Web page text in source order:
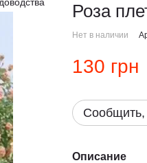
Роза
Нет в наличии
130 грн
Сообщить,
Описание